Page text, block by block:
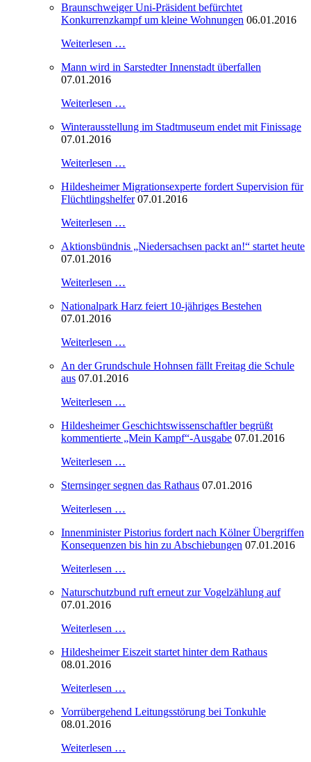
Braunschweiger Uni-Präsident befürchtet
Konkurrenzkampf um kleine Wohnungen 06.01.2016
Weiterlesen …
Mann wird in Sarstedter Innenstadt überfallen
07.01.2016
Weiterlesen …
Winterausstellung im Stadtmuseum endet mit Finissage
07.01.2016
Weiterlesen …
Hildesheimer Migrationsexperte fordert Supervision für
Flüchtlingshelfer 07.01.2016
Weiterlesen …
Aktionsbündnis „Niedersachsen packt an!“ startet heute
07.01.2016
Weiterlesen …
Nationalpark Harz feiert 10-jähriges Bestehen
07.01.2016
Weiterlesen …
An der Grundschule Hohnsen fällt Freitag die Schule
aus 07.01.2016
Weiterlesen …
Hildesheimer Geschichtswissenschaftler begrüßt
kommentierte „Mein Kampf“-Ausgabe 07.01.2016
Weiterlesen …
Sternsinger segnen das Rathaus 07.01.2016
Weiterlesen …
Innenminister Pistorius fordert nach Kölner Übergriffen
Konsequenzen bis hin zu Abschiebungen 07.01.2016
Weiterlesen …
Naturschutzbund ruft erneut zur Vogelzählung auf
07.01.2016
Weiterlesen …
Hildesheimer Eiszeit startet hinter dem Rathaus
08.01.2016
Weiterlesen …
Vorrübergehend Leitungsstörung bei Tonkuhle
08.01.2016
Weiterlesen …